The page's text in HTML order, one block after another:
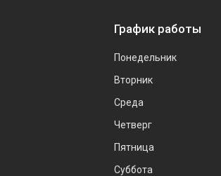
График работы
Понедельник
Вторник
Среда
Четверг
Пятница
Суббота